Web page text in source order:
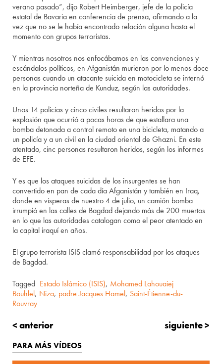
verano pasado”, dijo Robert Heimberger, jefe de la policía
estatal de Bavaria en conferencia de prensa, afirmando a la
vez que no se le había encontrado relación alguna hasta el
momento con grupos terroristas.
Y mientras nosotros nos enfocábamos en las convenciones y
escándalos políticos, en Afganistán murieron por lo menos doce
personas cuando un atacante suicida en motocicleta se internó
en la provincia norteña de Kunduz, según las autoridades.
Unos 14 policías y cinco civiles resultaron heridos por la
explosión que ocurrió a pocas horas de que estallara una
bomba detonada a control remoto en una bicicleta, matando a
un policía y a un civil en la ciudad oriental de Ghazni. En este
atentado, cinc personas resultaron heridos, según los informes
de EFE.
Y es que los ataques suicidas de los insurgentes se han
convertido en pan de cada día Afganistán y también en Iraq,
donde en vísperas de nuestro 4 de julio, un camión bomba
irrumpió en las calles de Bagdad dejando más de 200 muertos
en lo que las autoridades catalogan como el peor atentado en
la capital iraquí en años.
El grupo terrorista ISIS clamó responsabilidad por los ataques
de Bagdad.
Tagged Estado Islámico (ISIS), Mohamed Lahouaiej
Bouhlel, Niza, padre Jacques Hamel, Saint-Étienne-du-
Rouvray
< anterior siguiente >
PARA MÁS VÍDEOS